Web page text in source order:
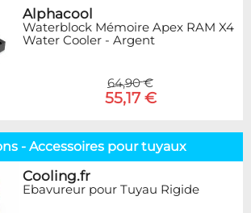
Alphacool
Waterblock Mémoire Apex RAM X4
Water Cooler - Argent
64,90 €
55,17 €
- Accessoires pour tuyaux
Cooling.fr
Ebavureur pour Tuyau Rigide